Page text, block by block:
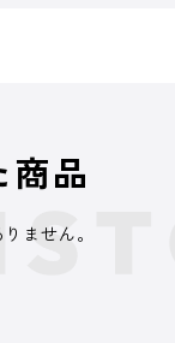
商品
ません。